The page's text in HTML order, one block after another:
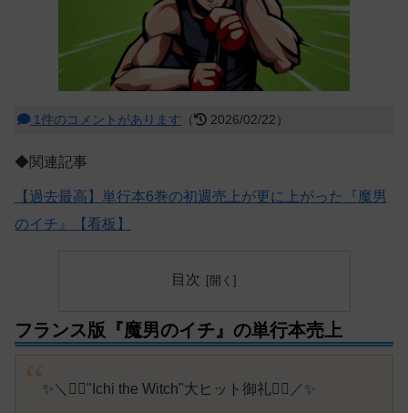
1件のコメントがあります （ 2026/02/22）
◆関連記事
【過去最高】単行本6巻の初週売上が更に上がった『魔男
のイチ』【看板】
目次
フランス版『魔男のイチ』の単行本売上
✨＼🧙‍♀️"Ichi the Witch"大ヒット御礼🧙‍♀️／✨